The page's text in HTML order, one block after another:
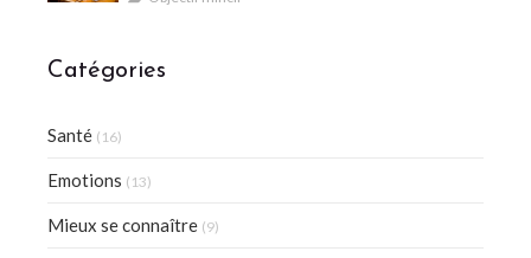
Catégories
Santé (16)
Emotions (13)
Mieux se connaître (9)